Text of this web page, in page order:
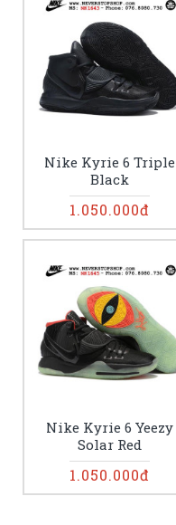
Nike Kyrie 6 Triple
Black
1.050.000đ
Nike Kyrie 6 Yeezy
Solar Red
1.050.000đ